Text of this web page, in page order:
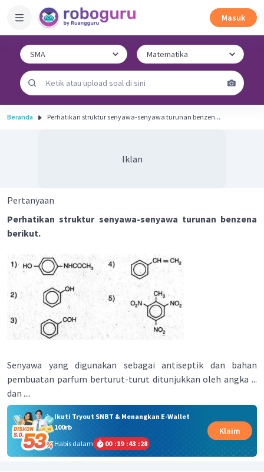
Masuk
Beranda Perhatikan struktur senyawa-senyawa turunan benzen...
Iklan
Pertanyaan
Perhatikan struktur senyawa-senyawa turunan benzena
berikut.
Senyawa yang digunakan sebagai antiseptik dan bahan
pembuatan parfum berturut-turut ditunjukkan oleh angka ...
dan ....
Ikuti Tryout SNBT & Menangkan E-Wallet
100rb
Habis dalam
00 :19 :43 :28
Klaim